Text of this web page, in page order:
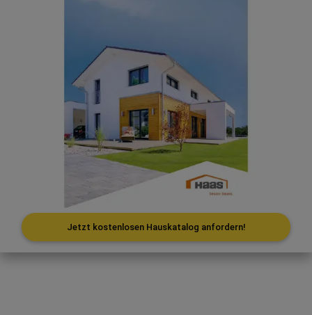
Jetzt kostenlosen Hauskatalog anfordern!